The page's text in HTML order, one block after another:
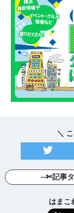
＼
--✄記事
はまこ